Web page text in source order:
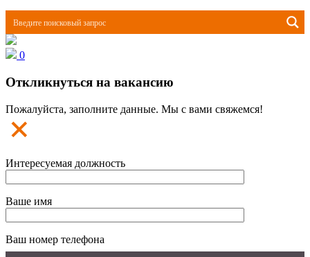
0
Откликнуться на вакансию
Пожалуйста, заполните данные. Мы с вами свяжемся!
Интересуемая должность
Ваше имя
Ваш номер телефона